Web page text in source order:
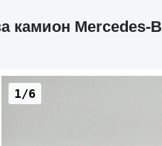
камион Mercedes-
1/6